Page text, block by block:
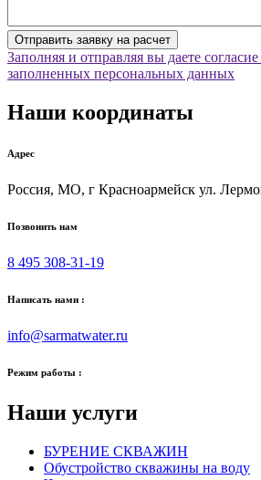
Заполняя и отправляя вы даете
заполненных персональных данных
Наши координаты
Адрес
Россия, МО, г Красноармейск ул.
Позвонить нам
8 495 308-31-19
Написать нами :
info@sarmatwater.ru
Режим работы :
Наши услуги
БУРЕНИЕ СКВАЖИН
Обустройство скважины на воду